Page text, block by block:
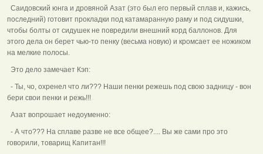
Саидовский юнга и дровяной Азат (это был его первый сплав и, кажись,
последний) готовит прокладки под катамаранную раму и под сидушки,
чтобы болты от сидушек не повредили внешний корд баллонов. Для
этого дела он берет чью-то пенку (весьма новую) и кромсает ее ножиком
на мелкие полосы.
Это дело замечает Кэп:
- Ты, чо, охренел что ли??? Наши пенки режешь под свою задницу - вон
бери свои пенки и режь!!!
Азат вопрошает недоуменно:
- А что??? На сплаве разве не все общее?.... Вы же сами про это
говорили, товарищ Капитан!!!